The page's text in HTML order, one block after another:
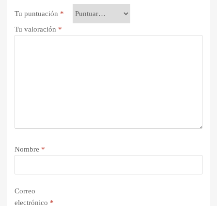
Tu puntuación *
Tu valoración *
Nombre *
Correo
electrónico *